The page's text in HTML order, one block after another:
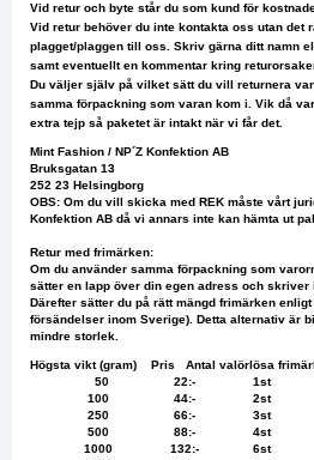
Vid retur och byte står du som kund för
Vid retur behöver du inte kontakta oss utan det
plagget/plaggen till oss. Skriv gärna ditt namn
samt eventuellt en kommentar kring
Du väljer själv på vilket sätt du vill returnera
samma förpackning som varan kom i. Vik då
extra tejp så paketet är intakt när vi får det.
Mint Fashion / NP´Z Konfektion AB
Bruksgatan 13
252 23 Helsingborg
OBS: Om du vill skicka med REK måste vårt
Konfektion AB då vi annars inte kan hämta ut
Retur med frimärken:
Om du använder samma förpackning som
sätter en lapp över din egen adress och
Därefter sätter du på rätt mängd frimärken
försändelser inom Sverige). Detta alternativ är
mindre storlek.
Högsta vikt (gram) Pris Antal valörlösa
50 22:- 1st
100 44:- 2st
250 66:- 3st
500 88:- 4st
1000 132:- 6st